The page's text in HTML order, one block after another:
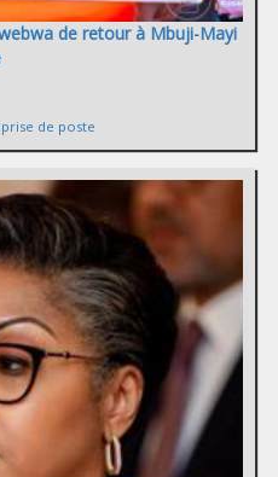
de retour à Mbuji-Mayi
de poste